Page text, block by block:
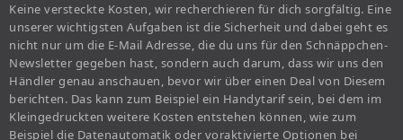
Keine versteckte Kosten, wir recherchieren für dich sorgfältig. Eine
unserer wichtigsten Aufgaben ist die Sicherheit und dabei geht es
nicht nur um die E-Mail Adresse, die du uns für den Schnäppchen-
Newsletter gegeben hast, sondern auch darum, dass wir uns den
Händler genau anschauen, bevor wir über einen Deal von Diesem
berichten. Das kann zum Beispiel ein Handytarif sein, bei dem im
Kleingedruckten weitere Kosten entstehen können, wie zum
Beispiel die Datenautomatik oder voraktivierte Optionen bei